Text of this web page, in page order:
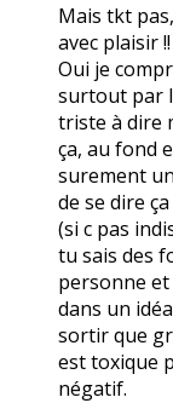
Mais tkt
avec plaisir !!
Oui je
surtout par
triste à dire
ça, au fond
surement
de se dire
(si c pas
tu sais des
personne et
dans un
sortir que
est toxique
négatif.